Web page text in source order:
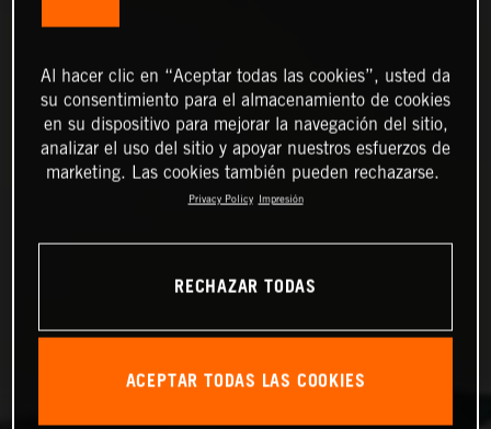
Al hacer clic en “Aceptar todas las cookies”, usted da
su consentimiento para el almacenamiento de cookies
en su dispositivo para mejorar la navegación del sitio,
analizar el uso del sitio y apoyar nuestros esfuerzos de
marketing. Las cookies también pueden rechazarse.
Privacy Policy Impresión
RECHAZAR TODAS
ACEPTAR TODAS LAS COOKIES